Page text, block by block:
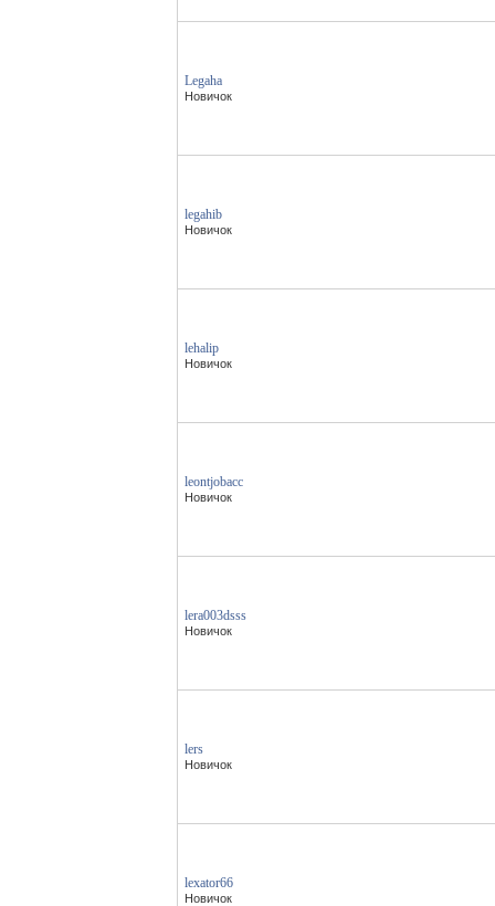
Legaha
Новичок
legahib
Новичок
lehalip
Новичок
leontjobacc
Новичок
lera003dsss
Новичок
lers
Новичок
lexator66
Новичок